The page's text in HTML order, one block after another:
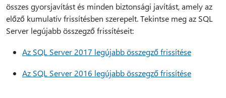
összes gyorsjavítást és minden biztonsági javítást, amely az
előző kumulatív frissítésben szerepelt. Tekintse meg az SQL
Server legújabb összegző frissítéseit:
Az SQL Server 2017 legújabb összegző frissítése
Az SQL Server 2016 legújabb összegző frissítése